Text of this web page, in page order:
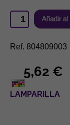
Ref. 804809003
5,62 €
LAMPARILLA